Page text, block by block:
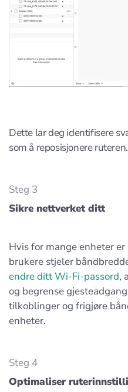
Dette lar deg identifisere
som å reposisjonere ruteren.
Steg 3
Sikre nettverket ditt
Hvis for mange enheter
brukere stjeler
endre ditt Wi-Fi-passord,
og begrense
tilkoblinger og frigjøre
enheter.
Steg 4
Optimaliser